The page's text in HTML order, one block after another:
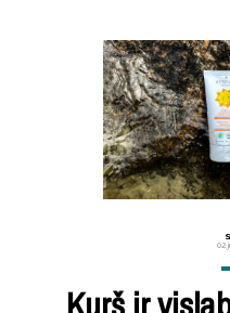
02